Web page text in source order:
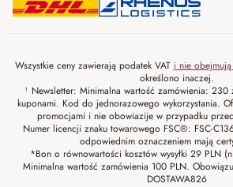
Wszystkie ceny zawierają podatek VAT i nie obejmują
określono inaczej.
¹ Newsletter: Minimalna wartość zamówienia: 230
kuponami. Kod do jednorazowego wykorzystania.
promocjami i nie obowiazije w przypadku
Numer licencji znaku towarowego FSC®: FSC-
odpowiednim oznaczeniem mają
*Bon o równowartości kosztów wysyłki 29 PLN
Minimalna wartość zamówienia 100 PLN.
DOSTAWA826